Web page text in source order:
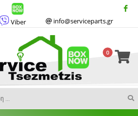
Viber info@serviceparts.gr
0